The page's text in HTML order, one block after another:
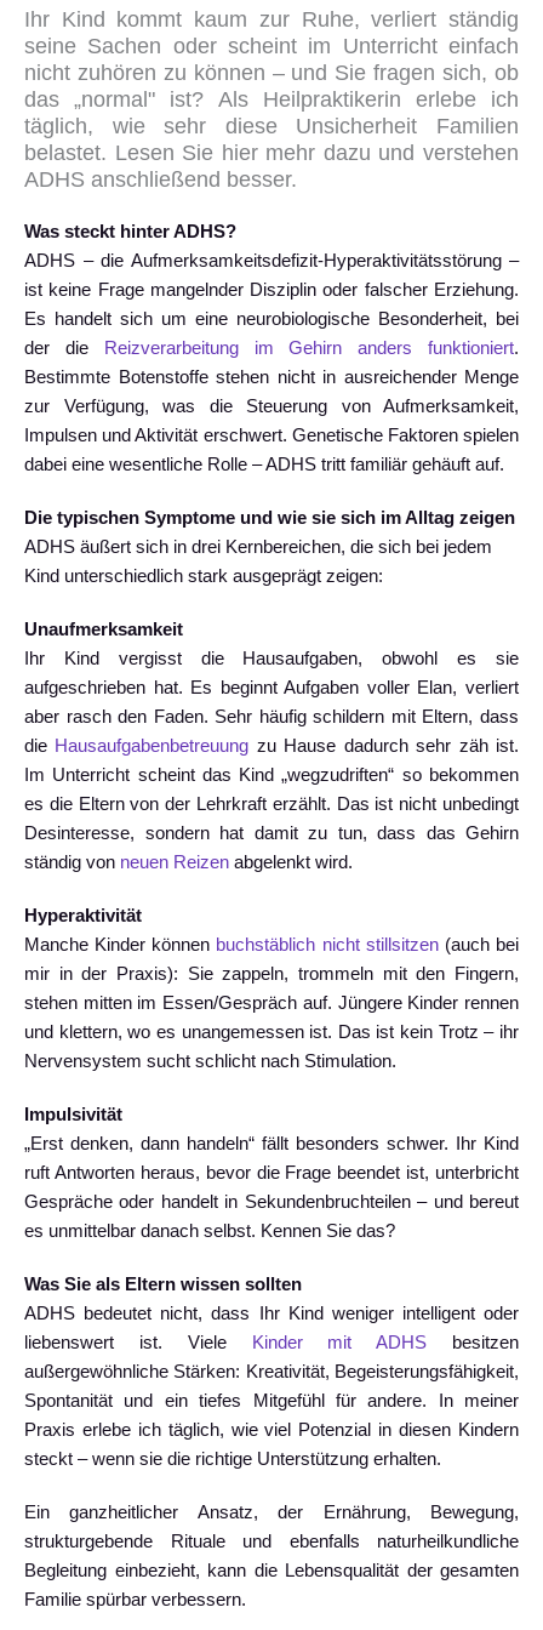
Ihr Kind kommt kaum zur Ruhe, verliert ständig
seine Sachen oder scheint im Unterricht einfach
nicht zuhören zu können – und Sie fragen sich, ob
das „normal" ist? Als Heilpraktikerin erlebe ich
täglich, wie sehr diese Unsicherheit Familien
belastet. Lesen Sie hier mehr dazu und verstehen
ADHS anschließend besser.
Was steckt hinter ADHS?
ADHS – die Aufmerksamkeitsdefizit-Hyperaktivitätsstörung –
ist keine Frage mangelnder Disziplin oder falscher Erziehung.
Es handelt sich um eine neurobiologische Besonderheit, bei
der die
Reizverarbeitung im Gehirn anders funktioniert.
Bestimmte Botenstoffe stehen nicht in ausreichender Menge
zur Verfügung, was die Steuerung von Aufmerksamkeit,
Impulsen und Aktivität erschwert. Genetische Faktoren spielen
dabei eine wesentliche Rolle – ADHS tritt familiär gehäuft auf.
Die typischen Symptome und wie sie sich im Alltag zeigen
ADHS äußert sich in drei Kernbereichen, die sich bei jedem
Kind unterschiedlich stark ausgeprägt zeigen:
Unaufmerksamkeit
Ihr Kind vergisst die Hausaufgaben, obwohl es sie
aufgeschrieben hat. Es beginnt Aufgaben voller Elan, verliert
aber rasch den Faden. Sehr häufig schildern mit Eltern, dass
die Hausaufgabenbetreuung zu Hause dadurch sehr zäh ist.
Im Unterricht scheint das Kind „wegzudriften“ so bekommen
es die Eltern von der Lehrkraft erzählt. Das ist nicht unbedingt
Desinteresse, sondern hat damit zu tun, dass das Gehirn
ständig von neuen Reizen abgelenkt wird.
Hyperaktivität
Manche Kinder können buchstäblich nicht stillsitzen(auch bei
mir in der Praxis): Sie zappeln, trommeln mit den Fingern,
stehen mitten im Essen/Gespräch auf. Jüngere Kinder rennen
und klettern, wo es unangemessen ist. Das ist kein Trotz – ihr
Nervensystem sucht schlicht nach Stimulation.
Impulsivität
„Erst denken, dann handeln“ fällt besonders schwer. Ihr Kind
ruft Antworten heraus, bevor die Frage beendet ist, unterbricht
Gespräche oder handelt in Sekundenbruchteilen – und bereut
es unmittelbar danach selbst. Kennen Sie das?
Was Sie als Eltern wissen sollten
ADHS bedeutet nicht, dass Ihr Kind weniger intelligent oder
liebenswert ist. Viele
Kinder mit ADHS besitzen
außergewöhnliche Stärken: Kreativität, Begeisterungsfähigkeit,
Spontanität und ein tiefes Mitgefühl für andere. In meiner
Praxis erlebe ich täglich, wie viel Potenzial in diesen Kindern
steckt – wenn sie die richtige Unterstützung erhalten.
Ein ganzheitlicher Ansatz, der Ernährung, Bewegung,
strukturgebende Rituale und ebenfalls naturheilkundliche
Begleitung einbezieht, kann die Lebensqualität der gesamten
Familie spürbar verbessern.